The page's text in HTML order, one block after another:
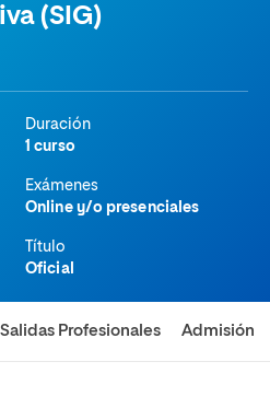
(SIG)
Duración
1 curso
Exámenes
Online y/o presenciales
Título
Oficial
Salidas Profesionales Admisión